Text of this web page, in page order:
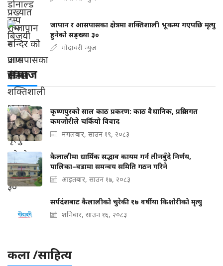
जापान र आसपासका क्षेत्रमा शक्तिशाली भूकम्प गएपछि मृत्यु
हुनेको सङ्ख्या ३०
गोदावरी न्युज
समाज
कृष्णपुरको साल काठ प्रकरण: काठ वैधानिक, प्रक्रियागत
कमजोरीले चर्कियो विवाद
मंगलबार, साउन १९, २०८३
कैलालीमा धार्मिक सद्भाव कायम गर्न तीनबुँदे निर्णय,
पालिका–वडामा समन्वय समिति गठन गरिने
आइतबार, साउन १७, २०८३
सर्पदंशबाट कैलालीको चुरेकी १७ वर्षीया किशोरीको मृत्यु
शनिबार, साउन १६, २०८३
कला /साहित्य